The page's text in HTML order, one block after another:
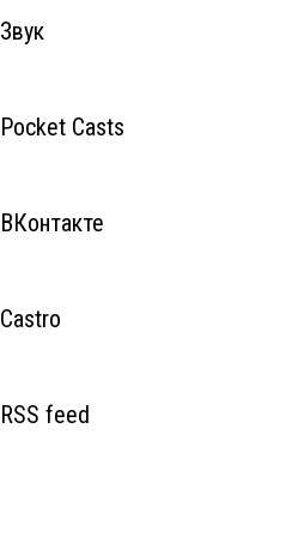
Звук
Pocket Casts
ВКонтакте
Castro
RSS feed